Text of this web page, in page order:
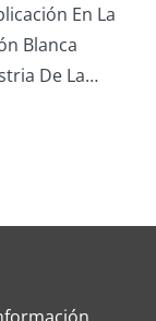
En La
Blanca
De La…